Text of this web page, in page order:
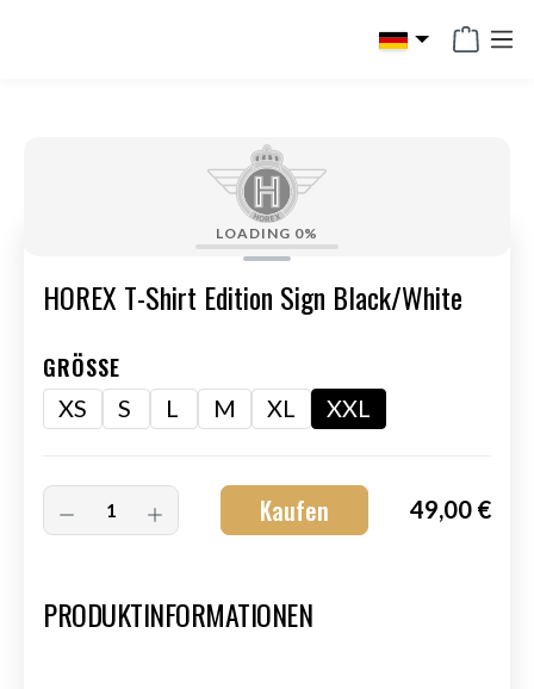
LOADING 0%
HOREX T-Shirt Edition Sign Black/White
GRÖSSE
XS S L M XL XXL
Kaufen 49,00 €
PRODUKTINFORMATIONEN